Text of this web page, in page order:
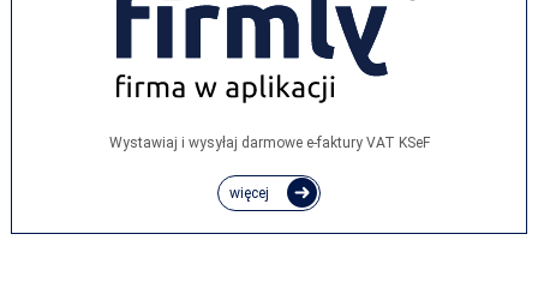
Wystawiaj i wysyłaj darmowe e‑faktury VAT KSeF
więcej